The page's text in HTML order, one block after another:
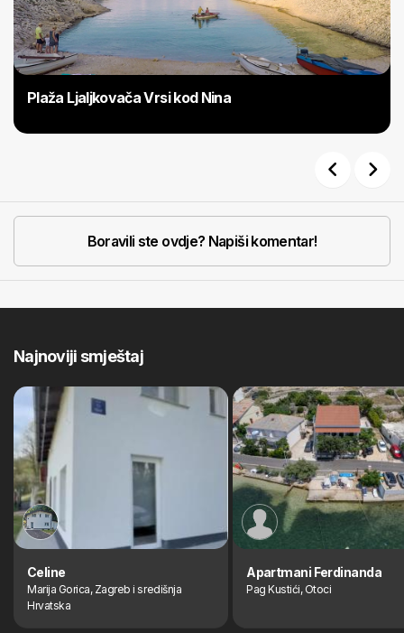
Plaža Ljaljkovača Vrsi kod Nina
Boravili ste ovdje? Napiši komentar!
Najnoviji smještaj
Celine
Marija Gorica, Zagreb i središnja
Hrvatska
Apartmani Ferdinanda
Pag Kustići, Otoci